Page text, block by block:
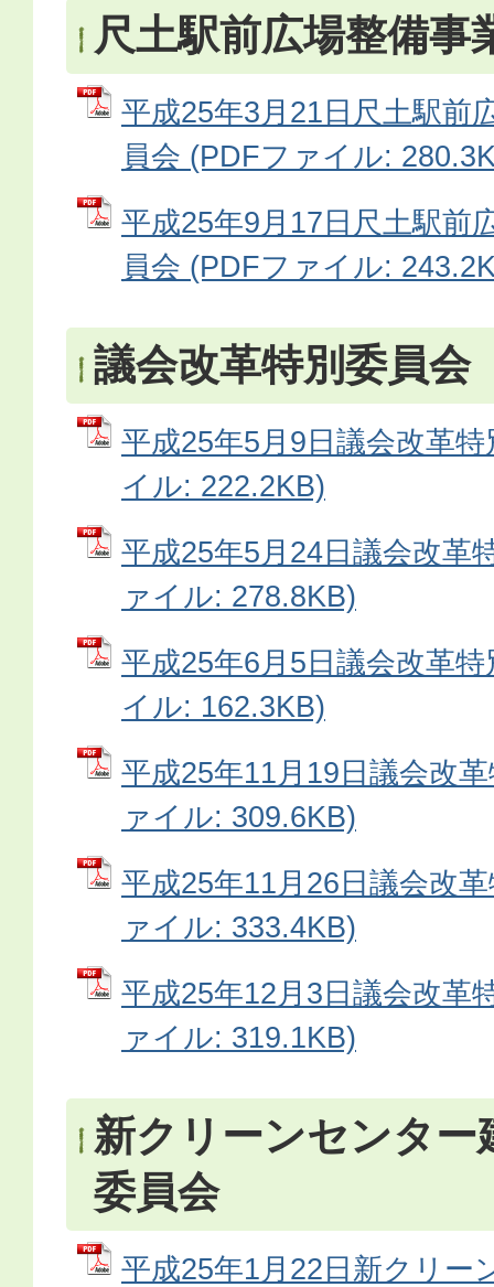
尺土駅前広場整備事
平成25年3月21日尺土駅前
員会 (PDFファイル:
平成25年9月17日尺土駅前
員会 (PDFファイル:
議会改革特別委員会
平成25年5月9日議会改革
イル: 222.2KB)
平成25年5月24日議会改革
ァイル: 278.8KB)
平成25年6月5日議会改革
イル: 162.3KB)
平成25年11月19日議会改
ァイル: 309.6KB)
平成25年11月26日議会改
ァイル: 333.4KB)
平成25年12月3日議会改革
ァイル: 319.1KB)
新クリーンセンター
委員会
平成25年1月22日新クリー